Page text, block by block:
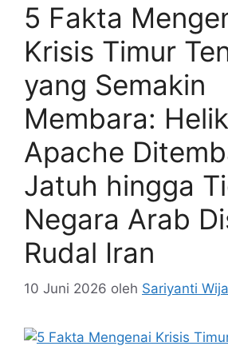
5 Fakta
Krisis Timur
yang Semakin
Membara:
Apache
Jatuh hingga
Negara Arab
Rudal Iran
10 Juni 2026 oleh Sariyanti